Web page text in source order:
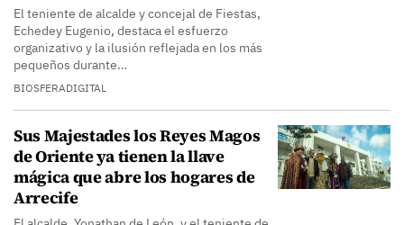
El teniente de alcalde y concejal de Fiestas,
Echedey Eugenio, destaca el esfuerzo
organizativo y la ilusión reflejada en los más
pequeños durante…
BIOSFERADIGITAL
Sus Majestades los Reyes Magos
de Oriente ya tienen la llave
mágica que abre los hogares de
Arrecife